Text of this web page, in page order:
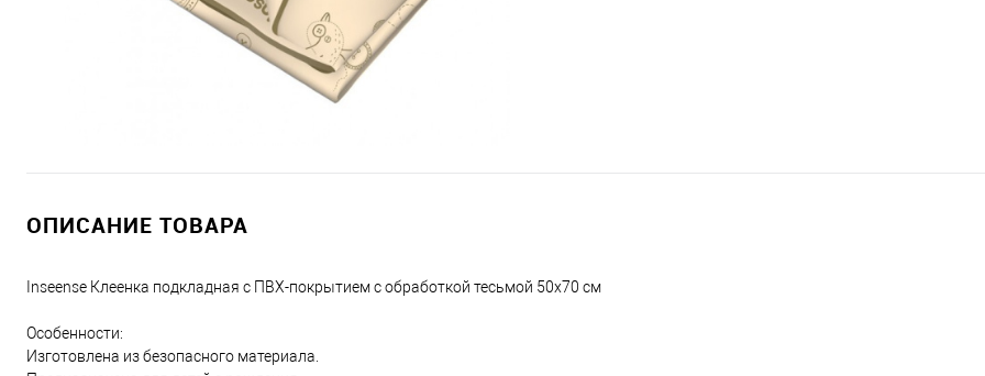
ОПИСАНИЕ ТОВАРА
Inseense Клеенка подкладная с ПВХ-покрытием с обработкой тесьмой 50x70 см
Особенности:
Изготовлена из безопасного материала.